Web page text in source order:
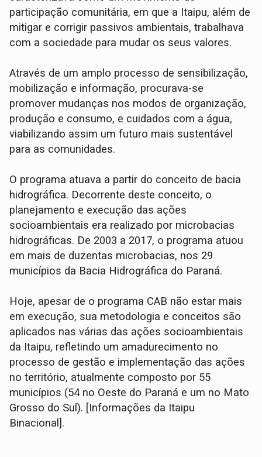
participação comunitária, em que a Itaipu, além de
mitigar e corrigir passivos ambientais, trabalhava
com a sociedade para mudar os seus valores.
Através de um amplo processo de sensibilização,
mobilização e informação, procurava-se
promover mudanças nos modos de organização,
produção e consumo, e cuidados com a água,
viabilizando assim um futuro mais sustentável
para as comunidades.
O programa atuava a partir do conceito de bacia
hidrográfica. Decorrente deste conceito, o
planejamento e execução das ações
socioambientais era realizado por microbacias
hidrográficas. De 2003 a 2017, o programa atuou
em mais de duzentas microbacias, nos 29
municípios da Bacia Hidrográfica do Paraná.
Hoje, apesar de o programa CAB não estar mais
em execução, sua metodologia e conceitos são
aplicados nas várias das ações socioambientais
da Itaipu, refletindo um amadurecimento no
processo de gestão e implementação das ações
no território, atualmente composto por 55
municípios (54 no Oeste do Paraná e um no Mato
Grosso do Sul). [Informações da Itaipu
Binacional].